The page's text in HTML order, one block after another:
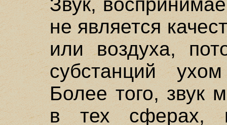
не является
или воздуха,
субстанций
Более того, звук
в тех сферах,